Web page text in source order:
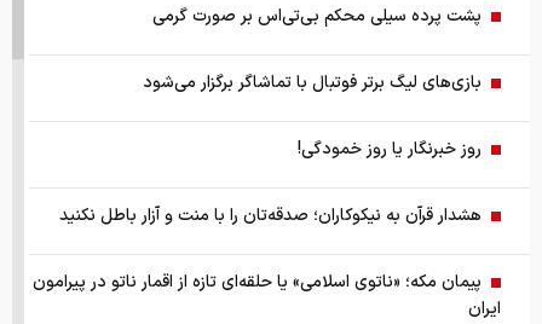
پشت پرده سیلی محکم بی‌تی‌اس بر صورت گرمی
بازی‌های لیگ برتر فوتبال با تماشاگر برگزار می‌شود
روز خبرنگار یا روز خمودگی!
هشدار قرآن به نیکوکاران؛ صدقه‌تان را با منت و آزار باطل نکنید
پیمان مکه؛ «ناتوی اسلامی» یا حلقه‌ای تازه از اقمار ناتو در پیرامون
ایران